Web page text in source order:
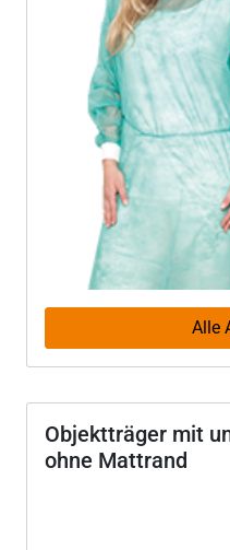
Alle
Objektträger mit
ohne Mattrand